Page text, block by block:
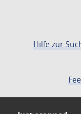
Hilfe zur